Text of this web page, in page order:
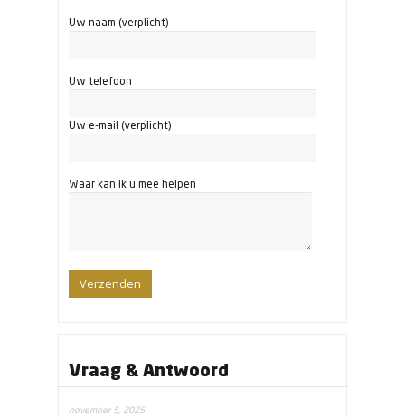
Uw naam (verplicht)
Uw telefoon
Uw e-mail (verplicht)
Waar kan ik u mee helpen
Vraag & Antwoord
november 5, 2025